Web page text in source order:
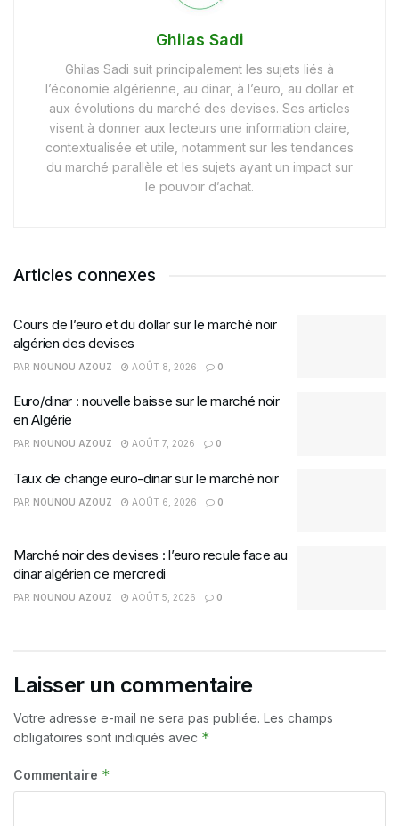
Ghilas Sadi
Ghilas Sadi suit principalement les sujets liés à
l’économie algérienne, au dinar, à l’euro, au dollar et
aux évolutions du marché des devises. Ses articles
visent à donner aux lecteurs une information claire,
contextualisée et utile, notamment sur les tendances
du marché parallèle et les sujets ayant un impact sur
le pouvoir d’achat.
Articles connexes
Cours de l’euro et du dollar sur le marché noir
algérien des devises
PAR NOUNOU AZOUZ AOÛT 8, 2026 0
Euro/dinar : nouvelle baisse sur le marché noir
en Algérie
PAR NOUNOU AZOUZ AOÛT 7, 2026 0
Taux de change euro-dinar sur le marché noir
PAR NOUNOU AZOUZ AOÛT 6, 2026 0
Marché noir des devises : l’euro recule face au
dinar algérien ce mercredi
PAR NOUNOU AZOUZ AOÛT 5, 2026 0
Laisser un commentaire
Votre adresse e-mail ne sera pas publiée. Les champs
obligatoires sont indiqués avec *
Commentaire *